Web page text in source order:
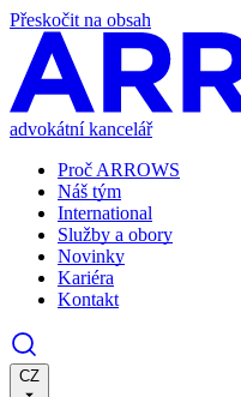
Přeskočit na obsah
advokátní kancelář
Proč ARROWS
Náš tým
International
Služby a obory
Novinky
Kariéra
Kontakt
CZ